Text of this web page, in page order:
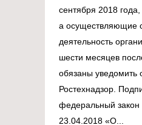
сентября 2018 года,
а осуществляющие
деятельность
шести месяцев
обязаны уведомить
Ростехнадзор.
федеральный
23.04.2018 «О...